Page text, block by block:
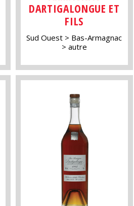
DARTIGALONGUE ET
FILS
Sud Ouest
Bas-Armagnac
autre